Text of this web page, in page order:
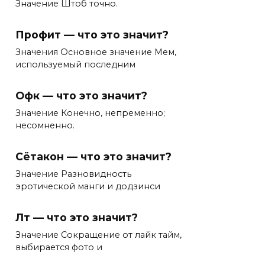
Значение Штоб точно.
Профит — что это значит?
Значения Основное значение Мем,
используемый последним
Офк — что это значит?
Значение Конечно, непременно;
несомненно.
Сётакон — что это значит?
Значение Разновидность
эротической манги и додзинси
Лт — что это значит?
Значение Сокращение от лайк тайм,
выбирается фото и